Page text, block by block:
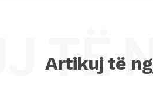
Artikuj të
TË